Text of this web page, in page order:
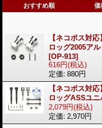
おすすめ順 価
【ネコポス対
ロッグ2005ア
[OP-913]
616円(税込)
定価: 880円
【ネコポス対
ロッグASSユ
2,079円(税込)
定価: 2,970円